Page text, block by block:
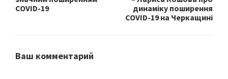
COVID-19
динаміку поширення
COVID-19 на Черкащині
Ваш комментарий